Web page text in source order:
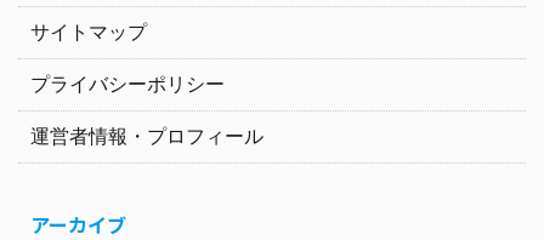
サイトマップ
プライバシーポリシー
運営者情報・プロフィール
アーカイブ